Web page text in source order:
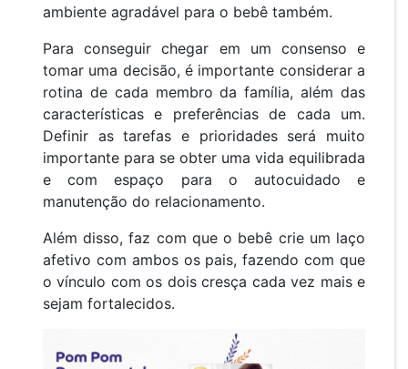
ambiente agradável para o bebê também.
Para conseguir chegar em um consenso e
tomar uma decisão, é importante considerar a
rotina de cada membro da família, além das
características e preferências de cada um.
Definir as tarefas e prioridades será muito
importante para se obter uma vida equilibrada
e com espaço para o autocuidado e
manutenção do relacionamento.
Além disso, faz com que o bebê crie um laço
afetivo com ambos os pais, fazendo com que
o vínculo com os dois cresça cada vez mais e
sejam fortalecidos.